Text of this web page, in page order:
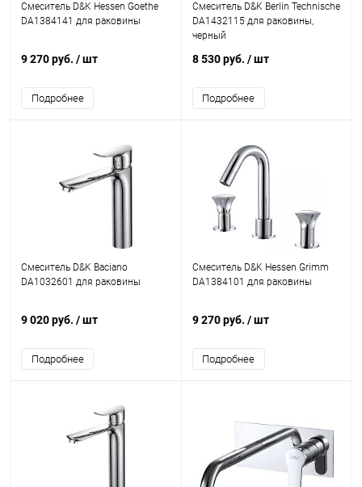
Смеситель D&K Hessen Goethe
DA1384141 для раковины
9 270 руб. / шт
Подробнее
Смеситель D&K Berlin Technische
DA1432115 для раковины,
черный
8 530 руб. / шт
Подробнее
Смеситель D&K Baciano
DA1032601 для раковины
9 020 руб. / шт
Подробнее
Смеситель D&K Hessen Grimm
DA1384101 для раковины
9 270 руб. / шт
Подробнее